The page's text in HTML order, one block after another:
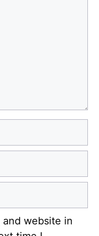
and website in